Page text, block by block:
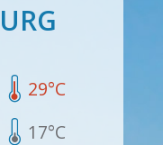
29°C
17°C